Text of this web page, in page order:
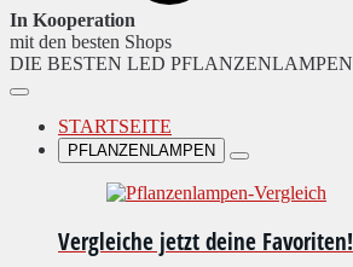
In Kooperation
mit den besten Shops
DIE BESTEN LED PFLANZENLAMPEN
STARTSEITE
PFLANZENLAMPEN
Vergleiche jetzt deine Favoriten!